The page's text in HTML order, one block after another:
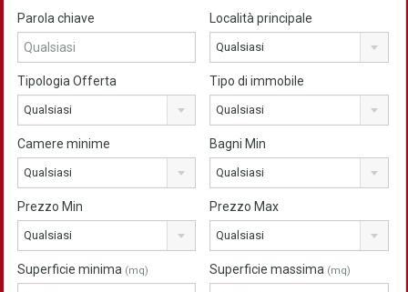
Parola chiave Località principale
Qualsiasi
Tipologia Offerta
Qualsiasi
Tipo di immobile
Qualsiasi
Camere minime
Qualsiasi
Bagni Min
Qualsiasi
Prezzo Min
Qualsiasi
Prezzo Max
Qualsiasi
Superficie minima (mq) Superficie massima (mq)